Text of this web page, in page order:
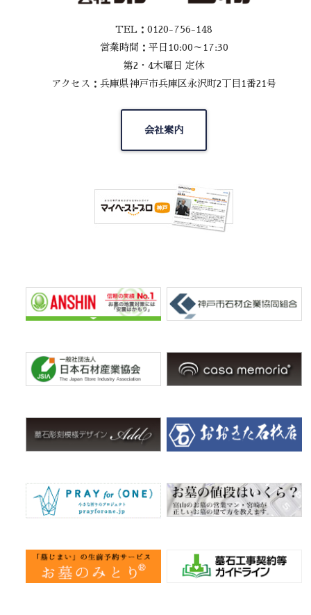
TEL：0120-756-148
営業時間：平日10:00～17:30
第2・4木曜日 定休
アクセス：兵庫県神戸市兵庫区永沢町2丁目1番21号
会社案内